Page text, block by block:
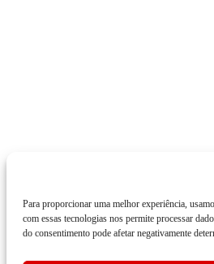
Para proporcionar uma melhor experiência,
com essas tecnologias nos permite processar
do consentimento pode afetar negativamente